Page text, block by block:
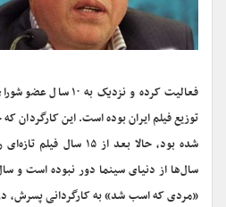
فعالیت کرده و نزدیک
توزیع فیلم ایران بوده است. این کارگردان
شده بود، حالا بعد از ۱۵
سال‌ها از دنیای سینما دور نبوده است و
«مردی که اسب شد» به کارگردانی پسرش،